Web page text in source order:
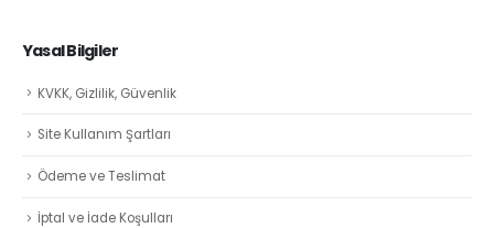
Yasal Bilgiler
KVKK, Gizlilik, Güvenlik
Site Kullanım Şartları
Ödeme ve Teslimat
İptal ve İade Koşulları